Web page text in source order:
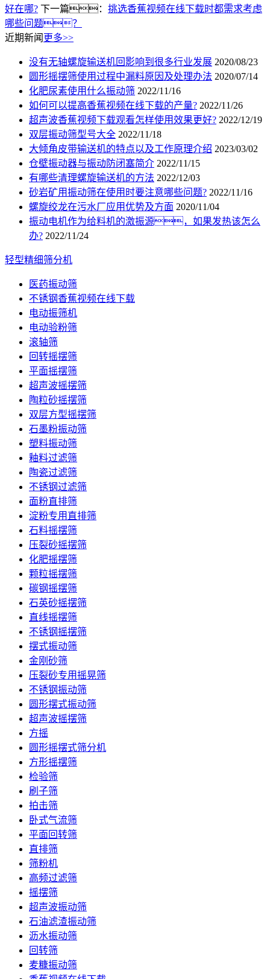
好在哪? 下一篇： 挑选香蕉视频在线下载时都需求考虑
哪些问题？
近期新闻 更多>>
没有无轴螺旋输送机回影响到很多行业发展 2020/08/23
圆形摇摆筛使用过程中漏料原因及处理办法 2020/07/14
化肥尿素使用什么振动筛 2022/11/16
如何可以提高香蕉视频在线下载的产量? 2022/11/26
超声波香蕉视频下载观看怎样使用效果更好? 2022/12/19
双层振动筛型号大全 2022/11/18
大倾角皮带输送机的特点以及工作原理介绍 2023/03/02
仓壁振动器与振动防闭塞简介 2022/11/15
有哪些清理螺旋输送机的方法 2022/12/03
砂岩矿用振动筛在使用时要注意哪些问题? 2022/11/16
螺旋绞龙在污水厂应用优势及方面 2020/11/04
振动电机作为给料机的激振源，如果发热该怎么
办? 2022/11/24
轻型精细筛分机
医药振动筛
不锈钢香蕉视频在线下载
电动振筛机
电动验粉筛
滚轴筛
回转摇摆筛
平面摇摆筛
超声波摇摆筛
陶粒砂摇摆筛
双层方型摇摆筛
石墨粉振动筛
塑料振动筛
釉料过滤筛
陶瓷过滤筛
不锈钢过滤筛
面粉直排筛
淀粉专用直排筛
石料摇摆筛
压裂砂摇摆筛
化肥摇摆筛
颗粒摇摆筛
碳钢摇摆筛
石英砂摇摆筛
直线摇摆筛
不锈钢摇摆筛
摆式振动筛
金刚砂筛
压裂砂专用摇晃筛
不锈钢振动筛
圆形摆式振动筛
超声波摇摆筛
方摇
圆形摇摆式筛分机
方形摇摆筛
检验筛
刷子筛
拍击筛
卧式气流筛
平面回转筛
直排筛
筛粉机
高频过滤筛
摇摆筛
超声波振动筛
石油滤渣振动筛
沥水振动筛
回转筛
麦糠振动筛